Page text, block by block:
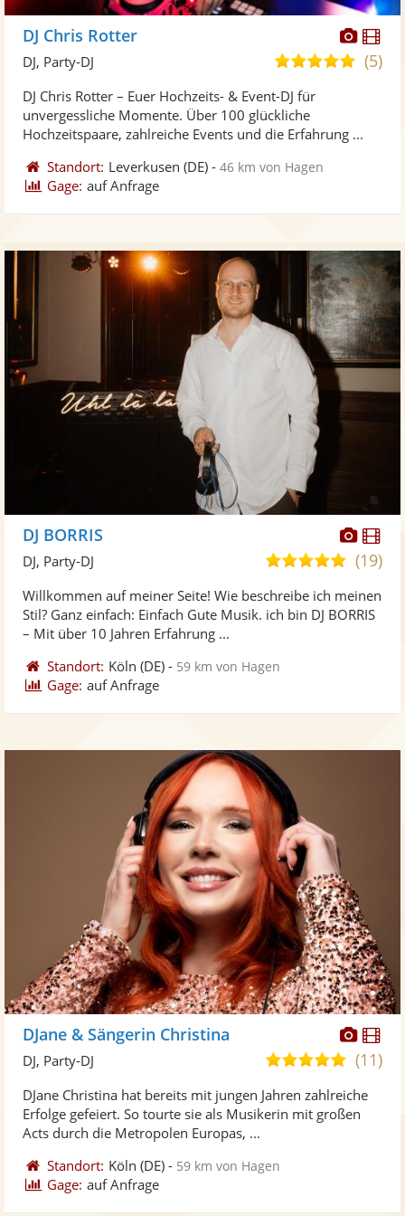
DJ Chris Rotter
5,0(5)
DJ, Party-DJ
DJ Chris Rotter – Euer Hochzeits- & Event-DJ für
unvergessliche Momente. Über 100 glückliche
Hochzeitspaare, zahlreiche Events und die Erfahrung ...
Standort: Leverkusen (DE) -46 km von Hagen
Gage: auf Anfrage
Fotos
DJ BORRIS
5,0
5
(19)
DJ, Party-DJ
Willkommen auf meiner Seite! Wie beschreibe ich meinen
Stil? Ganz einfach: Einfach Gute Musik. ich bin DJ BORRIS
– Mit über 10 Jahren Erfahrung ...
Standort: Köln (DE) - 59 km von Hagen
Gage: auf Anfrage
Fotos
DJane & Sängerin Christina
4,9
5
(11)
DJ, Party-DJ
DJane Christina hat bereits mit jungen Jahren zahlreiche
Erfolge gefeiert. So tourte sie als Musikerin mit großen
Acts durch die Metropolen Europas, ...
Standort: Köln (DE) - 59 km von Hagen
Gage: auf Anfrage